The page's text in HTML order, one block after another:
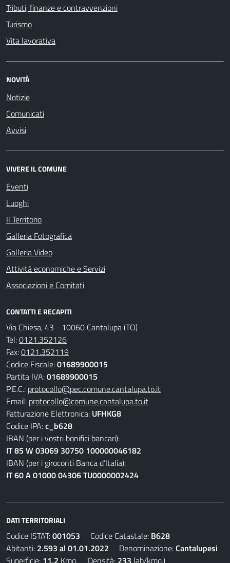
Tributi, finanze e contravvenzioni
Turismo
Vita lavorativa
NOVITÀ
Notizie
Comunicati
Avvisi
VIVERE IL COMUNE
Eventi
Luoghi
Il Territorio
Galleria Fotografica
Galleria Video
Attività economiche e Servizi
Associazioni e Comitati
CONTATTI E RECAPITI
Via Chiesa, 43 - 10060 Cantalupa (TO)
Tel:0121.352126
Fax:0121.352119
Codice Fiscale:01689900015
Partita IVA:01689900015
P.E.C.: protocollo@pec.comune.cantalupa.to.it
Email: protocollo@comune.cantalupa.to.it
Fatturazione Elettronica: UFHKG8
Codice IPA:c_b628
IBAN (per i vostri bonifici bancari):
IT 85 W 03069 30750 100000046182
IBAN (per i giroconti Banca d’Italia):
IT 60 A 01000 04306 TU0000002424
DATI TERRITORIALI
Codice ISTAT:001053 Codice Catastale: B628
Abitanti: 2.593 al 01.01.2022 Denominazione:Cantalupesi
Superficie: 11,2 Kmq. Densità: 233 (ab/kmq.)